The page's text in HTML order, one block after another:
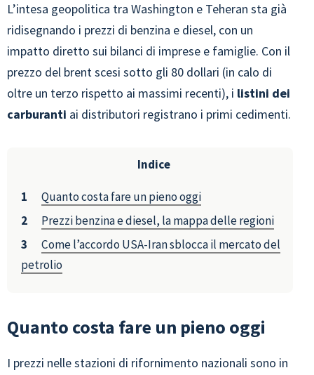
L’intesa geopolitica tra Washington e Teheran sta già
ridisegnando i prezzi di benzina e diesel, con un
impatto diretto sui bilanci di imprese e famiglie. Con il
prezzo del brent scesi sotto gli 80 dollari (in calo di
oltre un terzo rispetto ai massimi recenti), i listini dei
carburanti ai distributori registrano i primi cedimenti.
Indice
Quanto costa fare un pieno oggi
Prezzi benzina e diesel, la mappa delle regioni
Come l’accordo USA-Iran sblocca il mercato del
petrolio
Quanto costa fare un pieno oggi
I prezzi nelle stazioni di rifornimento nazionali sono in